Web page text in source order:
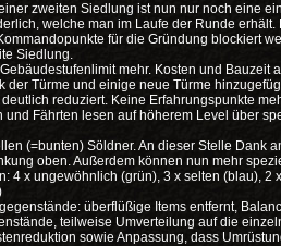
zweiten Siedlung ist nun nur noch eine
welche man im Laufe der Runde erhält.
für die Gründung blockiert
Siedlung.
mehr. Kosten und Bauzeit
der Türme und einige neue Türme
reduziert. Keine Erfahrungspunkte
und Fährten lesen auf höherem Level über
(=bunten) Söldner. An dieser Stelle Dank
oben. Außerdem können nun mehr
4 x ungewöhnlich (grün), 3 x selten (blau), 2
überflüßige Items entfernt,
teilweise Umverteilung auf die
sowie Anpassung, dass